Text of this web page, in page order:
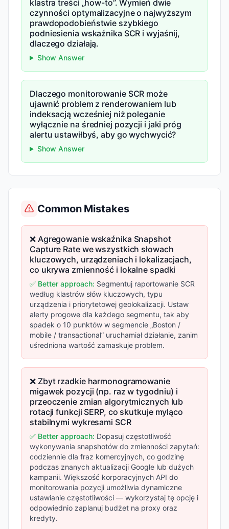
klastra treści „how-to”. Wymień dwie
czynności optymalizacyjne o najwyższym
prawdopodobieństwie szybkiego
podniesienia wskaźnika SCR i wyjaśnij,
dlaczego działają.
Show Answer
Dlaczego monitorowanie SCR może
ujawnić problem z renderowaniem lub
indeksacją wcześniej niż poleganie
wyłącznie na średniej pozycji i jaki próg
alertu ustawiłbyś, aby go wychwycić?
Show Answer
Common Mistakes
❌ Agregowanie wskaźnika Snapshot
Capture Rate we wszystkich słowach
kluczowych, urządzeniach i lokalizacjach,
co ukrywa zmienność i lokalne spadki
✅ Better approach: Segmentuj raportowanie SCR
według klastrów słów kluczowych, typu
urządzenia i priorytetowej geolokalizacji. Ustaw
alerty progowe dla każdego segmentu, tak aby
spadek o 10 punktów w segmencie „Boston /
mobile / transactional” uruchamiał działanie, zanim
uśredniona wartość zamaskuje problem.
❌ Zbyt rzadkie harmonogramowanie
migawek pozycji (np. raz w tygodniu) i
przeoczenie zmian algorytmicznych lub
rotacji funkcji SERP, co skutkuje myląco
stabilnymi wykresami SCR
✅ Better approach: Dopasuj częstotliwość
wykonywania snapshotów do zmienności zapytań:
codziennie dla fraz komercyjnych, co godzinę
podczas znanych aktualizacji Google lub dużych
kampanii. Większość korporacyjnych API do
monitorowania pozycji umożliwia dynamiczne
ustawianie częstotliwości — wykorzystaj tę opcję i
odpowiednio zaplanuj budżet na proxy oraz
kredyty.